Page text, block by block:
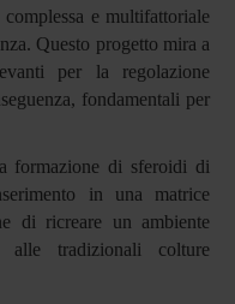
e multifattoriale
Questo progetto mira a
per la regolazione
fondamentali per
formazione di sferoidi di
in una matrice
di ricreare un ambiente
alle tradizionali colture